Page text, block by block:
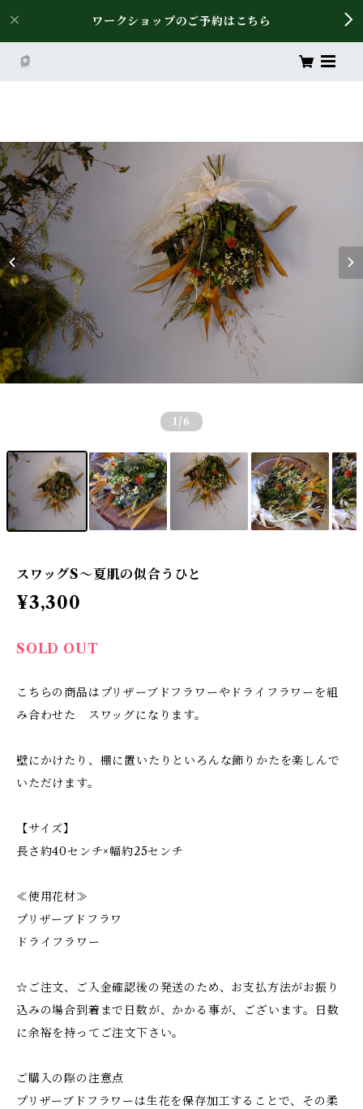
ワークショップのご予約はこちら
1 /6
スワッグS〜夏肌の似合うひと
¥3,300
SOLD OUT
こちらの商品はプリザーブドフラワーやドライフラワーを組
み合わせた スワッグになります。
壁にかけたり、棚に置いたりといろんな飾りかたを楽しんで
いただけます。
【サイズ】
長さ約40センチ×幅約25センチ
≪使用花材≫
プリザーブドフラワ
ドライフラワー
☆ご注文、ご入金確認後の発送のため、お支払方法がお振り
込みの場合到着まで日数が、かかる事が、ございます。日数
に余裕を持ってご注文下さい。
ご購入の際の注意点
プリザーブドフラワーは生花を保存加工することで、その柔